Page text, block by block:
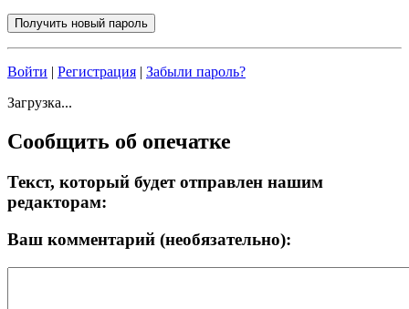
Войти | Регистрация | Забыли пароль?
Загрузка...
Сообщить об опечатке
Текст, который будет отправлен нашим
редакторам:
Ваш комментарий (необязательно):